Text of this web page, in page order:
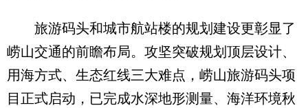
旅游码头和城市航站楼的规划建设更彰显了
崂山交通的前瞻布局。攻坚突破规划顶层设计、
用海方式、生态红线三大难点，崂山旅游码头项
目正式启动，已完成水深地形测量、海洋环境秋